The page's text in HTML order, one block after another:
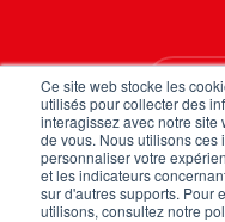
Ce site web stocke les
utilisés pour collecter des
interagissez avec notre site
de vous. Nous utilisons ces
personnaliser votre
et les indicateurs
sur d'autres supports. Pour
utilisons, consultez notre